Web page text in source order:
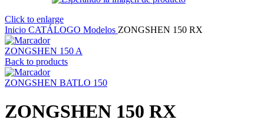
Click to enlarge
Inicio CATÁLOGO Modelos ZONGSHEN 150 RX
ZONGSHEN 150 A
Back to products
ZONGSHEN BATLO 150
ZONGSHEN 150 RX